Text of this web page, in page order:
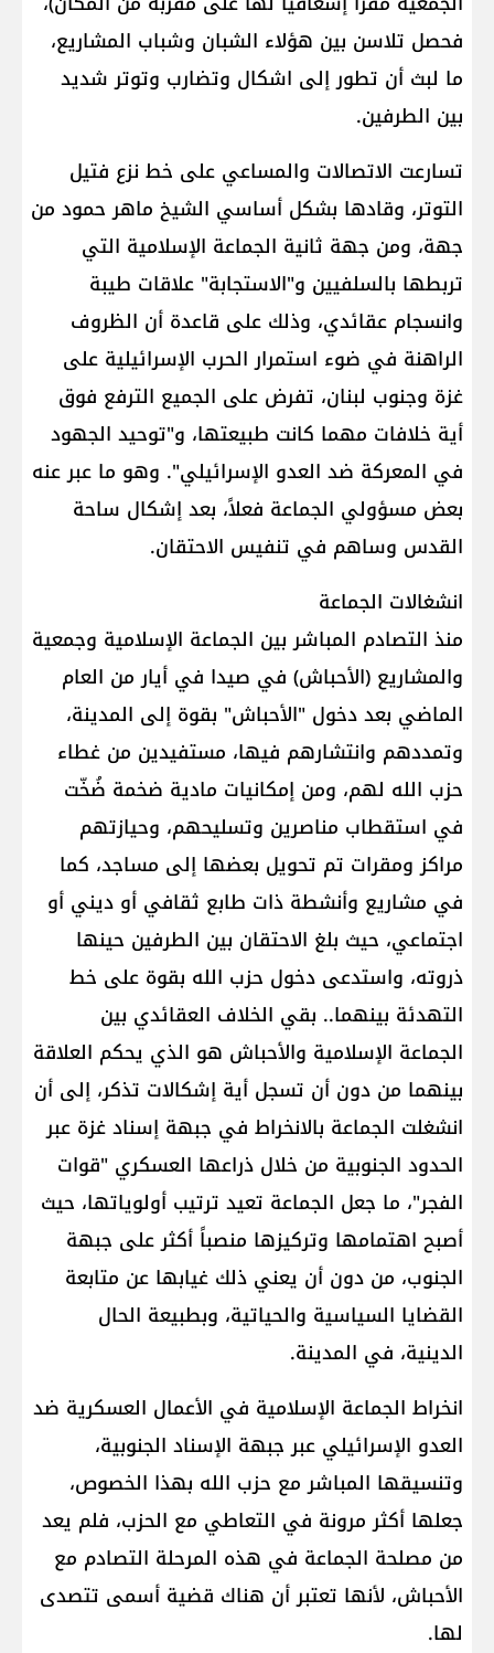
فحصل تلاسن بين هؤلاء الشبان وشباب المشاريع،
ما لبث أن تطور إلى اشكال وتضارب وتوتر شديد
بين الطرفين.
تسارعت الاتصالات والمساعي على خط نزع فتيل
التوتر، وقادها بشكل أساسي الشيخ ماهر حمود من
جهة، ومن جهة ثانية الجماعة الإسلامية التي
تربطها بالسلفيين و"الاستجابة" علاقات طيبة
وانسجام عقائدي، وذلك على قاعدة أن الظروف
الراهنة في ضوء استمرار الحرب الإسرائيلية على
غزة وجنوب لبنان، تفرض على الجميع الترفع فوق
أية خلافات مهما كانت طبيعتها، و"توحيد الجهود
في المعركة ضد العدو الإسرائيلي". وهو ما عبر عنه
بعض مسؤولي الجماعة فعلاً، بعد إشكال ساحة
القدس وساهم في تنفيس الاحتقان.
انشغالات الجماعة
منذ التصادم المباشر بين الجماعة الإسلامية وجمعية
والمشاريع (الأحباش) في صيدا في أيار من العام
الماضي بعد دخول "الأحباش" بقوة إلى المدينة،
وتمددهم وانتشارهم فيها، مستفيدين من غطاء
حزب الله لهم، ومن إمكانيات مادية ضخمة ضُخّت
في استقطاب مناصرين وتسليحهم، وحيازتهم
مراكز ومقرات تم تحويل بعضها إلى مساجد، كما
في مشاريع وأنشطة ذات طابع ثقافي أو ديني أو
اجتماعي، حيث بلغ الاحتقان بين الطرفين حينها
ذروته، واستدعى دخول حزب الله بقوة على خط
التهدئة بينهما.. بقي الخلاف العقائدي بين
الجماعة الإسلامية والأحباش هو الذي يحكم العلاقة
بينهما من دون أن تسجل أية إشكالات تذكر، إلى أن
انشغلت الجماعة بالانخراط في جبهة إسناد غزة عبر
الحدود الجنوبية من خلال ذراعها العسكري "قوات
الفجر"، ما جعل الجماعة تعيد ترتيب أولوياتها، حيث
أصبح اهتمامها وتركيزها منصباً أكثر على جبهة
الجنوب، من دون أن يعني ذلك غيابها عن متابعة
القضايا السياسية والحياتية، وبطبيعة الحال
الدينية، في المدينة.
انخراط الجماعة الإسلامية في الأعمال العسكرية ضد
العدو الإسرائيلي عبر جبهة الإسناد الجنوبية،
وتنسيقها المباشر مع حزب الله بهذا الخصوص،
جعلها أكثر مرونة في التعاطي مع الحزب، فلم يعد
من مصلحة الجماعة في هذه المرحلة التصادم مع
الأحباش، لأنها تعتبر أن هناك قضية أسمى تتصدى
لها.